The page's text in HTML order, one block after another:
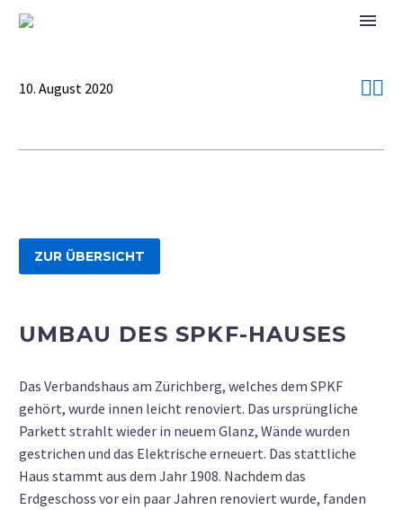

10. August 2020
ZUR ÜBERSICHT
UMBAU DES SPKF-HAUSES
Das Verbandshaus am Zürichberg, welches dem SPKF
gehört, wurde innen leicht renoviert. Das ursprüngliche
Parkett strahlt wieder in neuem Glanz, Wände wurden
gestrichen und das Elektrische erneuert. Das stattliche
Haus stammt aus dem Jahr 1908. Nachdem das
Erdgeschoss vor ein paar Jahren renoviert wurde, fanden